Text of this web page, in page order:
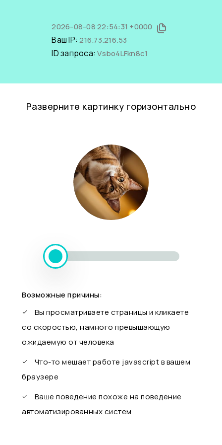
2026-08-08 22:54:31 +0000
Ваш IP:216.73.216.53
ID запроса:Vsbo4LFkn8c1
Разверните картинку горизонтально
Возможные причины:
Вы просматриваете страницы и кликаете
со скоростью, намного превышающую
ожидаемую от человека
Что-то мешает работе javascript в вашем
браузере
Ваше поведение похоже на поведение
автоматизированных систем